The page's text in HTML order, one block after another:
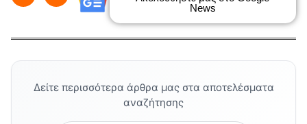
News
Δείτε περισσότερα άρθρα μας στα αποτελέσματα
αναζήτησης